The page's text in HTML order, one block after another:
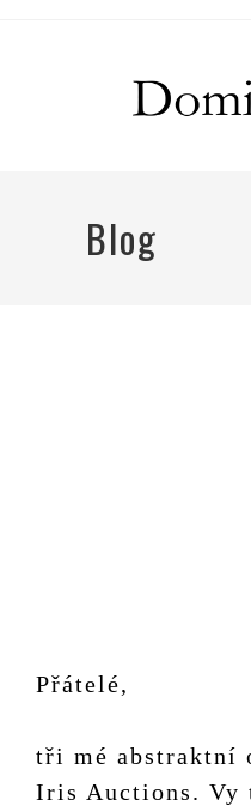
Blog
Přátelé,
tři mé abstraktní
Iris Auctions. Vy